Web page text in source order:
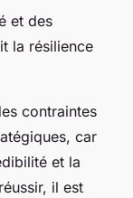
et des
la résilience
contraintes
car
et la
il est